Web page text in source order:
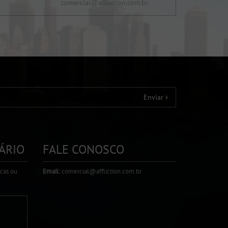
comercial@affliction.com.br.
Enviar
ou
FALE CONOSCO
Email:comercial@affliction.com.br